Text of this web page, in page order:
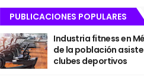
PUBLICACIONES POPULARES
Industria fitness en
de la población
clubes deportivos